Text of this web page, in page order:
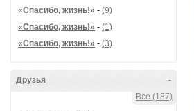
«Спасибо, жизнь!» - (9)
«Спасибо, жизнь!» - (1)
«Спасибо, жизнь!» - (3)
-
Друзья
Все (187)